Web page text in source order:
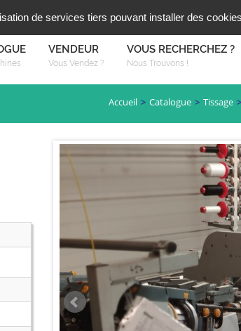
Vous
VENDEUR
Vous Vendez ?
VOUS RECHERCHEZ ?
Nous Trouvons !
Accueil Catalogue Tissage
de services tiers pouvant installer des cookies